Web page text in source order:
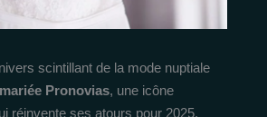
scintillant de la mode nuptiale
Pronovias, une icône
réinvente ses atours pour 2025.